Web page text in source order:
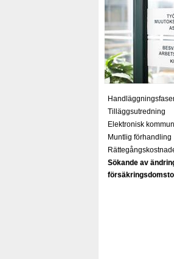
Tilläggsutredning
Elektronisk
Muntlig förhandling
Sökande av